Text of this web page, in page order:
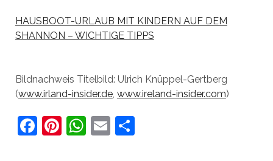
HAUSBOOT-URLAUB MIT KINDERN AUF DEM
SHANNON – WICHTIGE TIPPS
Bildnachweis Titelbild: Ulrich Knüppel-Gertberg
(www.irland-insider.de, www.ireland-insider.com)
F Pi WE T